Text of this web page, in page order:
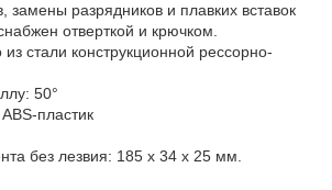
замены разрядников и плавких вставок
отверткой и крючком.
из стали конструкционной рессорно-
50°
пластик
без лезвия: 185 х 34 х 25 мм.